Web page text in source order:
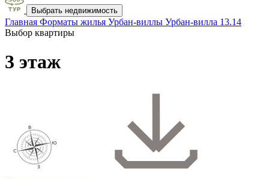
Выбрать недвижимость
Главная Форматы жилья Урбан-виллы Урбан-вилла 13.14
Выбор квартиры
3 этаж